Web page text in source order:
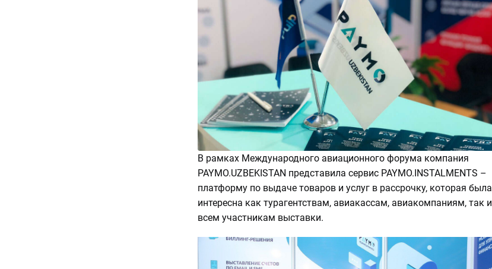
В рамках Международного авиационного форума компания
PAYMO.UZBEKISTAN представила сервис PAYMO.INSTALMENTS –
платформу по выдаче товаров и услуг в рассрочку, которая была
интересна как турагентствам, авиакассам, авиакомпаниям, так и
всем участникам выставки.